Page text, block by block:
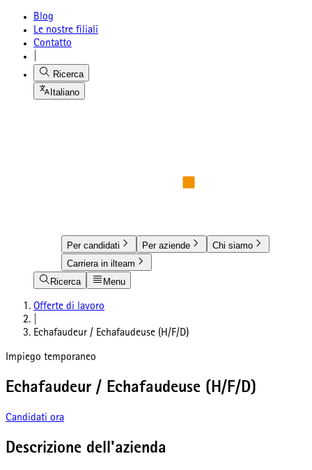
Blog
Le nostre filiali
Contatto
Ricerca
Italiano
Per candidati Per aziende
Chi siamo
Carriera in ilteam
Ricerca
Menu
Offerte di lavoro
Echafaudeur / Echafaudeuse (H/F/D)
Impiego temporaneo
Echafaudeur / Echafaudeuse (H/F/D)
Candidati ora
Descrizione dell'azienda